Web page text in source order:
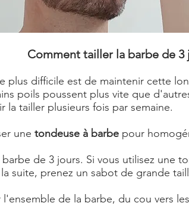
Comment tailler la barbe de 3
plus difficile est de maintenir cette
poils poussent plus vite que
la tailler plusieurs fois par semaine.
une tondeuse à barbe pour
de 3 jours. Si vous utilisez une
suite, prenez un sabot de grande
de la barbe, du cou vers